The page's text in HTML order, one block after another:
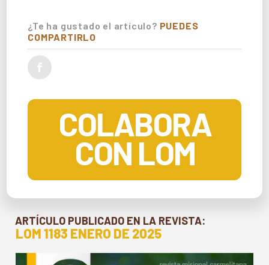
¿Te ha gustado el artículo? PUEDES
COMPARTIRLO
COLABORA
CON LOM
ARTÍCULO PUBLICADO EN LA REVISTA:
LOM 1183 ENERO DE 2025